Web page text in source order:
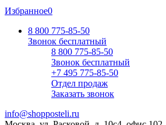
Избранное0
8 800 775-85-50
Звонок бесплатный
8 800 775-85-50
Звонок бесплатный
+7 495 775-85-50
Отдел продаж
Заказать звонок
info@shopposteli.ru